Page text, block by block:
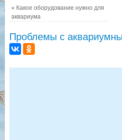
« Какое оборудование нужно для
аквариума
Проблемы с